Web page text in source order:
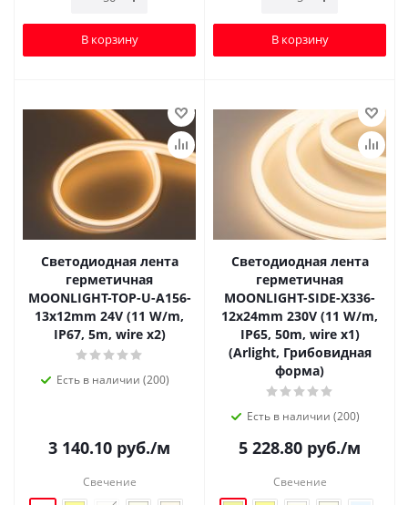
В корзину В корзину
Светодиодная лента
герметичная
MOONLIGHT-TOP-U-A156-
13x12mm 24V (11 W/m,
IP67, 5m, wire x2)
Есть в наличии (200)
3 140.10 руб./м
Свечение
Светодиодная лента
герметичная
MOONLIGHT-SIDE-X336-
12x24mm 230V (11 W/m,
IP65, 50m, wire x1)
(Arlight, Грибовидная
форма)
Есть в наличии (200)
5 228.80 руб./м
Свечение